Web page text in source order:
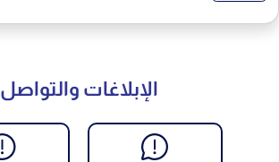
الإبلاغات والتواصل